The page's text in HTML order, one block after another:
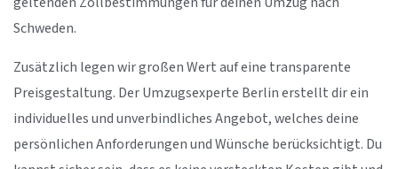
Schweden.
Zusätzlich legen wir großen Wert auf eine transparente
Preisgestaltung. Der Umzugsexperte Berlin erstellt dir ein
individuelles und unverbindliches Angebot, welches deine
persönlichen Anforderungen und Wünsche berücksichtigt. Du